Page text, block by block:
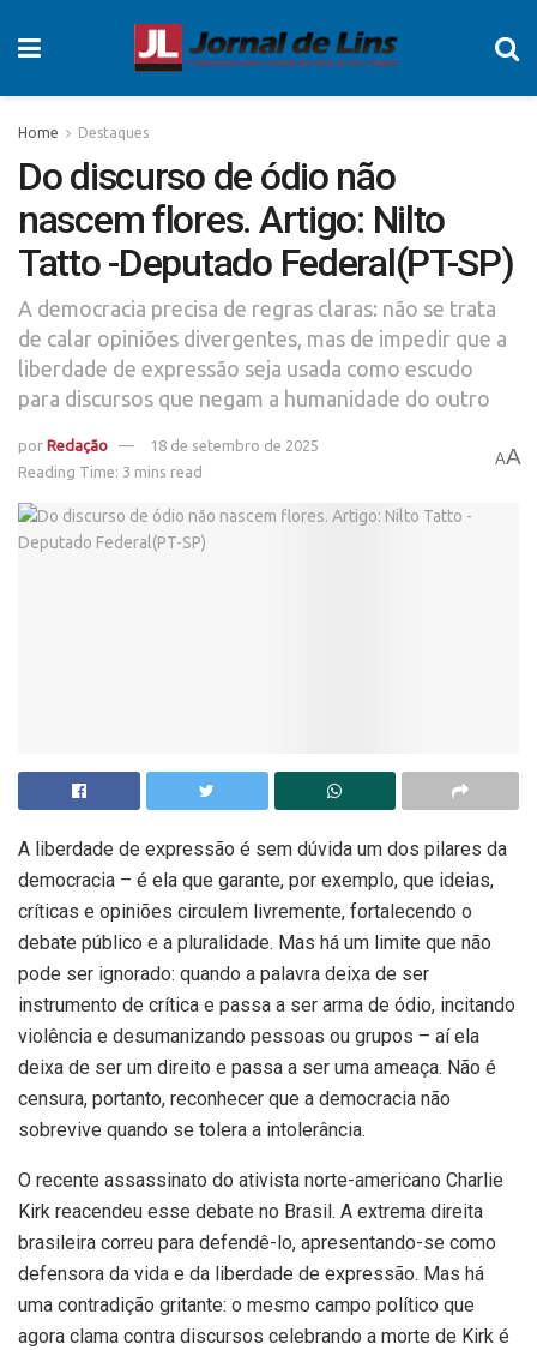
Home Destaques
Do discurso de ódio não
nascem flores. Artigo: Nilto
Tatto -Deputado Federal(PT-SP)
A democracia precisa de regras claras: não se trata
de calar opiniões divergentes, mas de impedir que a
liberdade de expressão seja usada como escudo
para discursos que negam a humanidade do outro
por Redação
18 de setembro de 2025
Reading Time: 3 mins read
AA
A liberdade de expressão é sem dúvida um dos pilares da
democracia – é ela que garante, por exemplo, que ideias,
críticas e opiniões circulem livremente, fortalecendo o
debate público e a pluralidade. Mas há um limite que não
pode ser ignorado: quando a palavra deixa de ser
instrumento de crítica e passa a ser arma de ódio, incitando
violência e desumanizando pessoas ou grupos – aí ela
deixa de ser um direito e passa a ser uma ameaça. Não é
censura, portanto, reconhecer que a democracia não
sobrevive quando se tolera a intolerância.
O recente assassinato do ativista norte-americano Charlie
Kirk reacendeu esse debate no Brasil. A extrema direita
brasileira correu para defendê-lo, apresentando-se como
defensora da vida e da liberdade de expressão. Mas há
uma contradição gritante: o mesmo campo político que
agora clama contra discursos celebrando a morte de Kirk é